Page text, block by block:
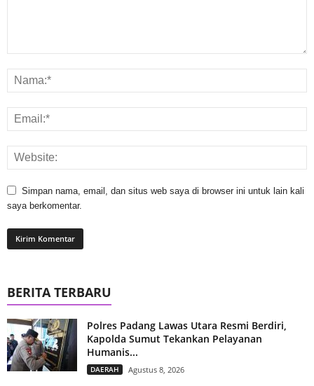
Simpan nama, email, dan situs web saya di browser ini untuk lain kali
saya berkomentar.
BERITA TERBARU
Polres Padang Lawas Utara Resmi Berdiri,
Kapolda Sumut Tekankan Pelayanan
Humanis...
DAERAH Agustus 8, 2026